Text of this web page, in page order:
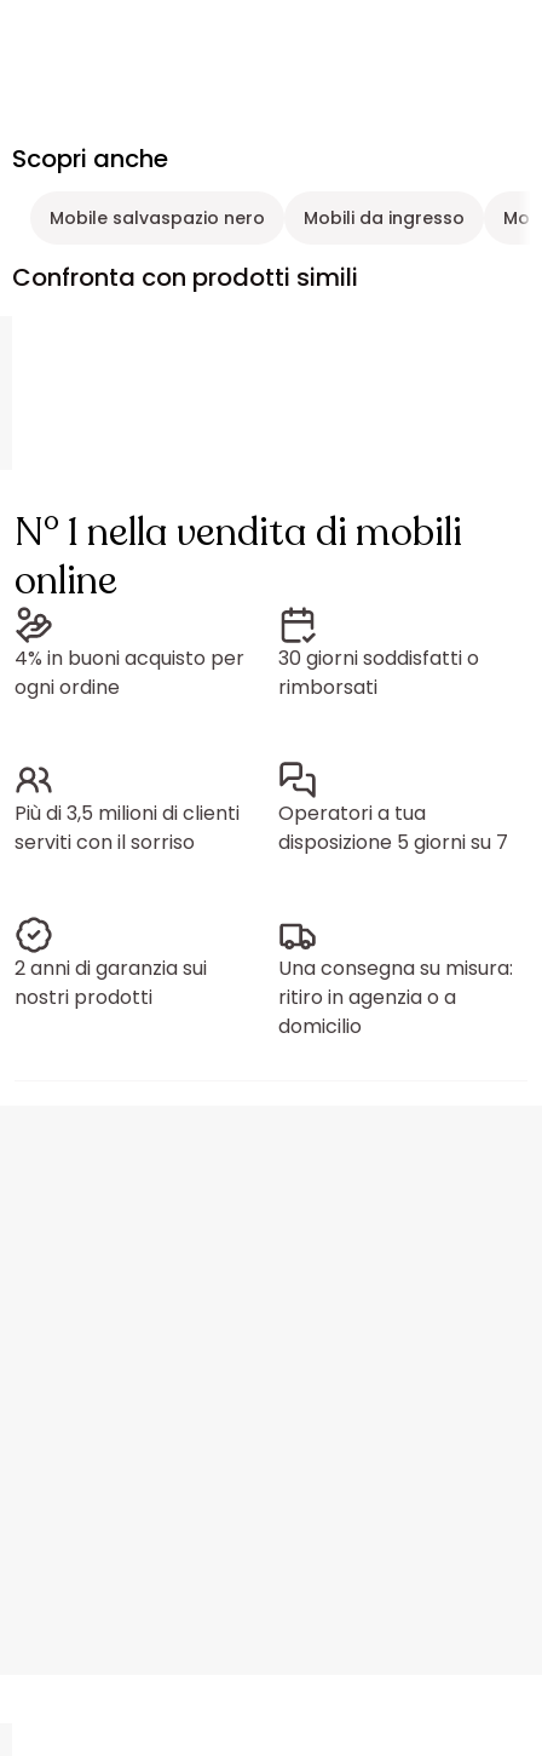
Scopri anche
Mobile salvaspazio nero Mobili da ingresso
Confronta con prodotti simili
N° 1 nella vendita di mobili
online
4% in buoni acquisto per
ogni ordine
30 giorni soddisfatti o
rimborsati
Più di 3,5 milioni di clienti
serviti con il sorriso
Operatori a tua
disposizione 5 giorni su 7
2 anni di garanzia sui
nostri prodotti
Una consegna su misura:
ritiro in agenzia o a
domicilio